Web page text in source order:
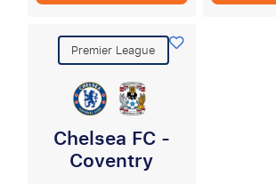
Premier League
Chelsea FC -
Coventry